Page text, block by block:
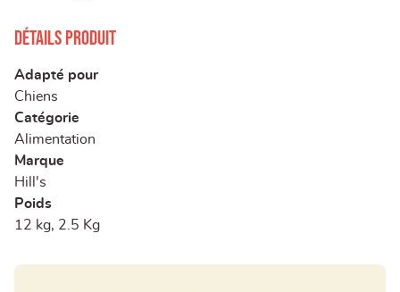
Détails produit
Adapté pour
Chiens
Catégorie
Alimentation
Marque
Hill's
Poids
12 kg, 2.5 Kg